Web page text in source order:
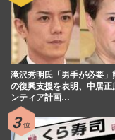
滝沢秀明氏「男手が必要」
の復興支援を表明、中居正
ンティア計画…